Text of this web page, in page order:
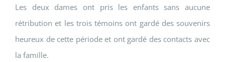
Les deux dames ont pris les enfants sans aucune
rétribution et les trois témoins ont gardé des souvenirs
heureux de cette période et ont gardé des contacts avec
la famille.